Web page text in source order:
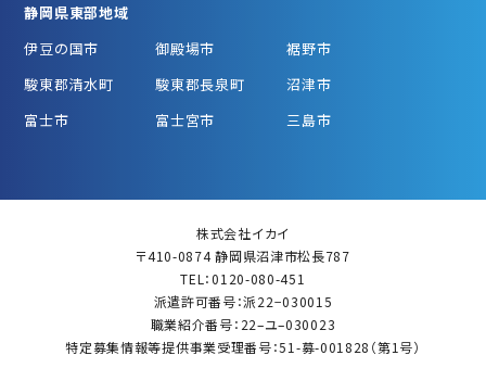
静岡県東部地域
伊豆の国市
御殿場市
裾野市
駿東郡清水町
駿東郡長泉町
沼津市
富士市
富士宮市 三島市
株式会社イカイ
〒410-0874 静岡県沼津市松長787
TEL：0120-080-451
派遣許可番号：派22−030015
職業紹介番号：22–ユ–030023
特定募集情報等提供事業受理番号：51-募-001828（第1号）